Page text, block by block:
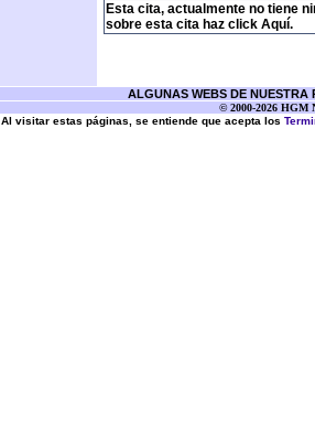
Esta cita, actualmente no tiene
sobre esta cita haz click Aquí.
ALGUNAS WEBS DE NUESTRA
© 2000-2026 HGM
Al visitar estas páginas, se entiende que acepta los